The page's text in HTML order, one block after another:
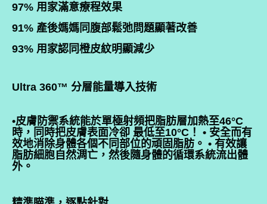
97% 用家滿意療程效果
91% 產後媽媽同腹部鬆弛問題顯著改善
93% 用家認同橙皮紋明顯減少
Ultra 360™ 分層能量導入技術
•皮膚防禦系統能於單極射頻把脂肪層加熱至46°C
時，同時把皮膚表面冷卻 最低至10°C！ • 安全而有
效地消除身體各個不同部位的頑固脂肪。 • 有效讓
脂肪細胞自然淍亡，然後隨身體的循環系統流出體
外。